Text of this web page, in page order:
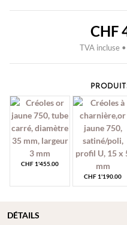
CHF
TVA incluse
CHF 1'455.00
CHF 1'190.00
DÉTAILS